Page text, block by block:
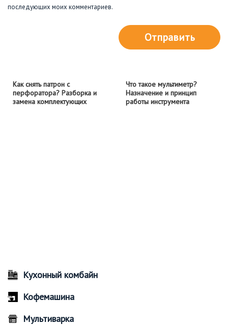
последующих моих комментариев.
Отправить
Как снять патрон с
перфоратора? Разборка и
замена комплектующих
Что такое мультиметр?
Назначение и принцип
работы инструмента
Кухонный комбайн
Кофемашина
Мультиварка